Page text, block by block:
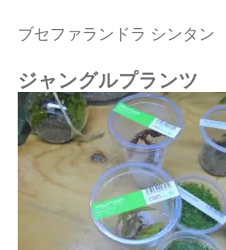
ブセファランドラ シンタン
ジャングルプランツ